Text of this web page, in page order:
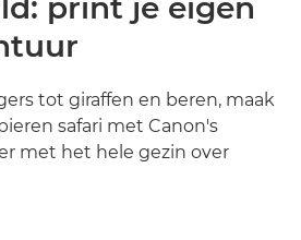
print je eigen
tot giraffen en beren, maak
safari met Canon's
met het hele gezin over